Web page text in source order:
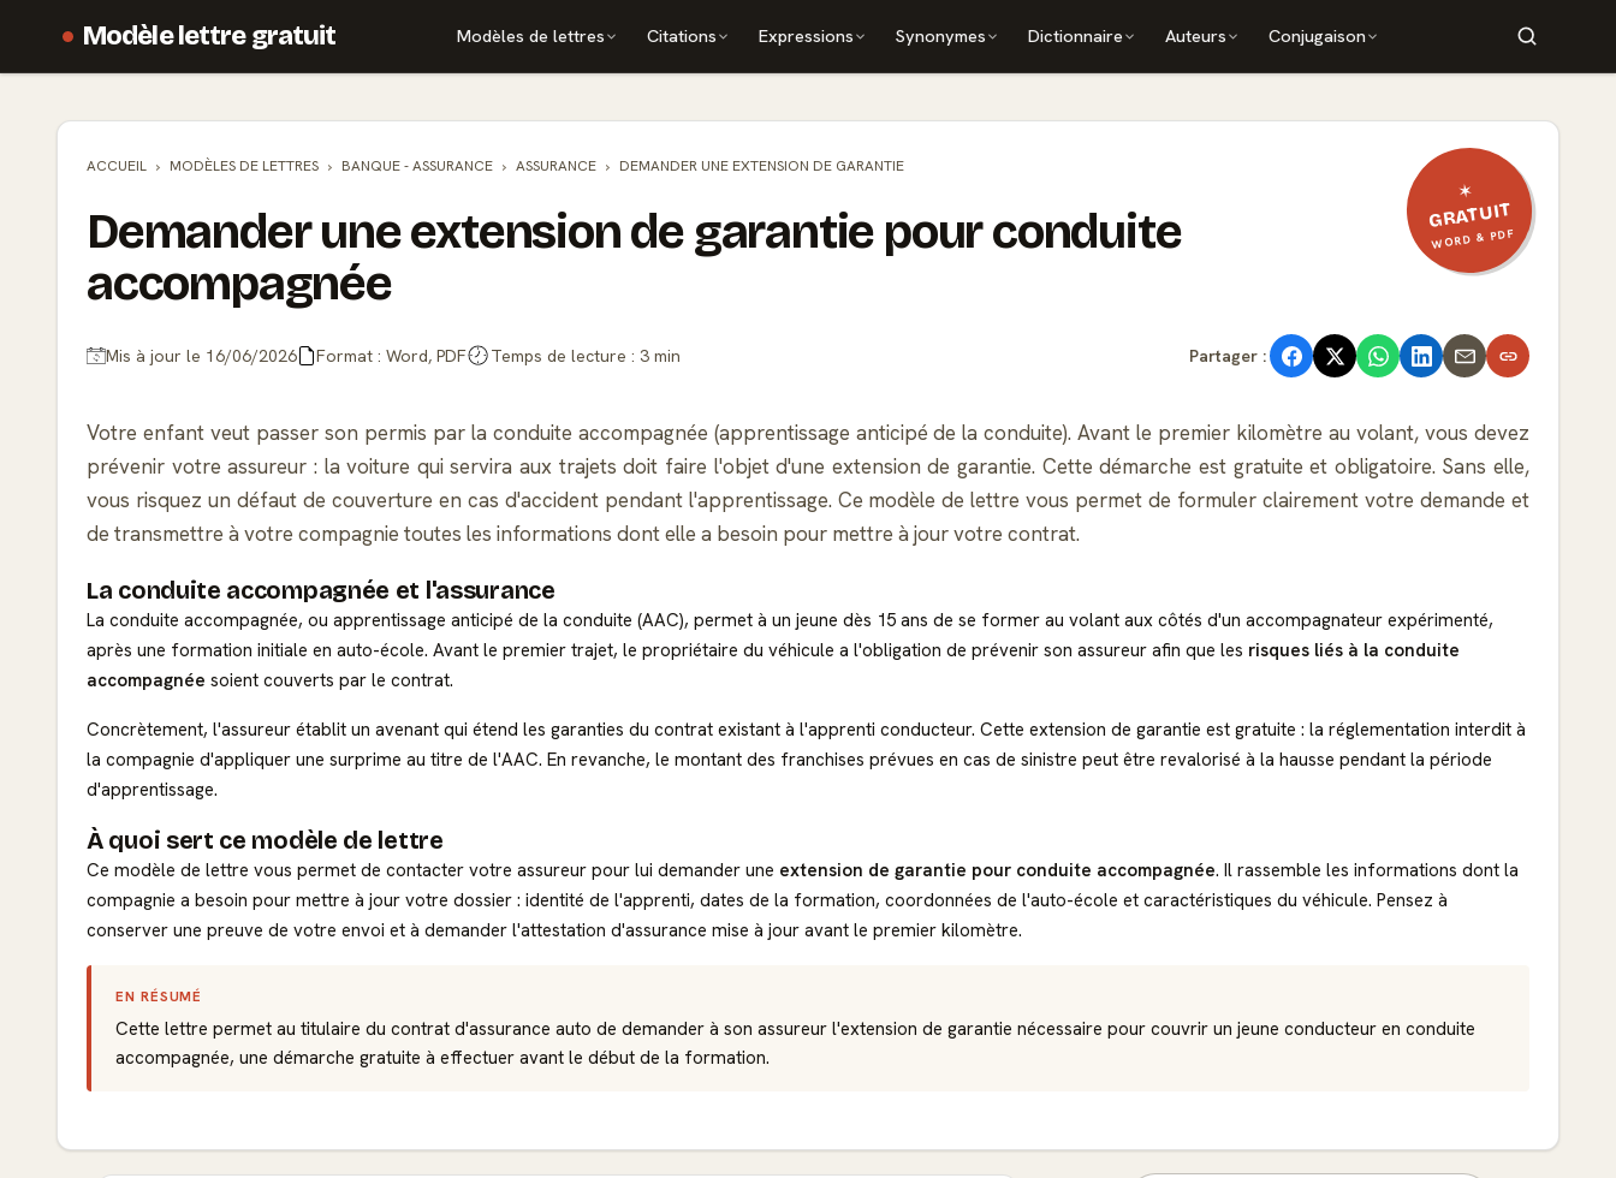
Modèle lettre gratuit Modèles de lettres Citations Expressions Synonymes Dictionnaire Auteurs Conjugaison
✶
GRATUIT
WORD & PDF
ACCUEIL MODÈLES DE LETTRES BANQUE - ASSURANCE ASSURANCE DEMANDER UNE EXTENSION DE GARANTIE
Demander une extension de garantie pour conduite
accompagnée
Mis à jour le 16/06/2026 Format : Word, PDF Temps de lecture : 3 min Partager :
Votre enfant veut passer son permis par la conduite accompagnée (apprentissage anticipé de la conduite). Avant le premier kilomètre au volant, vous devez
prévenir votre assureur : la voiture qui servira aux trajets doit faire l'objet d'une extension de garantie. Cette démarche est gratuite et obligatoire. Sans elle,
vous risquez un défaut de couverture en cas d'accident pendant l'apprentissage. Ce modèle de lettre vous permet de formuler clairement votre demande et
de transmettre à votre compagnie toutes les informations dont elle a besoin pour mettre à jour votre contrat.
La conduite accompagnée et l'assurance
La conduite accompagnée, ou apprentissage anticipé de la conduite (AAC), permet à un jeune dès 15 ans de se former au volant aux côtés d'un accompagnateur expérimenté,
après une formation initiale en auto-école. Avant le premier trajet, le propriétaire du véhicule a l'obligation de prévenir son assureur afin que les risques liés à la conduite
accompagnée soient couverts par le contrat.
Concrètement, l'assureur établit un avenant qui étend les garanties du contrat existant à l'apprenti conducteur. Cette extension de garantie est gratuite : la réglementation interdit à
la compagnie d'appliquer une surprime au titre de l'AAC. En revanche, le montant des franchises prévues en cas de sinistre peut être revalorisé à la hausse pendant la période
d'apprentissage.
À quoi sert ce modèle de lettre
Ce modèle de lettre vous permet de contacter votre assureur pour lui demander une extension de garantie pour conduite accompagnée. Il rassemble les informations dont la
compagnie a besoin pour mettre à jour votre dossier : identité de l'apprenti, dates de la formation, coordonnées de l'auto-école et caractéristiques du véhicule. Pensez à
conserver une preuve de votre envoi et à demander l'attestation d'assurance mise à jour avant le premier kilomètre.
EN RÉSUMÉ
Cette lettre permet au titulaire du contrat d'assurance auto de demander à son assureur l'extension de garantie nécessaire pour couvrir un jeune conducteur en conduite
accompagnée, une démarche gratuite à effectuer avant le début de la formation.